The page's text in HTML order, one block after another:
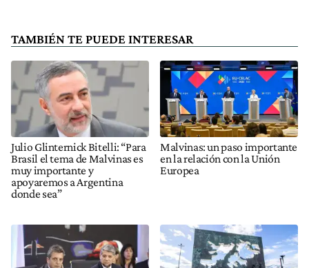
TAMBIÉN TE PUEDE INTERESAR
Julio Glinternick Bitelli: “Para
Brasil el tema de Malvinas es
muy importante y
apoyaremos a Argentina
donde sea”
Malvinas: un paso importante
en la relación con la Unión
Europea